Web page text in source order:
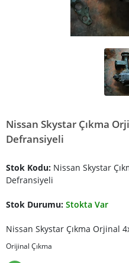
Nissan Skystar Çıkma
Defransiyeli
Stok Kodu: Nissan Skystar
Defransiyeli
Stok Durumu: Stokta Var
Nissan Skystar Çıkma Orjinal
Orijinal Çıkma